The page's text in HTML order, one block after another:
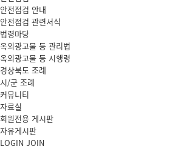
안전점검 안내
안전점검 관련서식
법령마당
옥외광고물 등 관리법
옥외광고물 등 시행령
경상북도 조례
시/군 조례
커뮤니티
자료실
회원전용 게시판
자유게시판
LOGIN JOIN